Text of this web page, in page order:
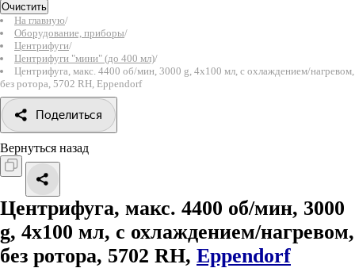
Очистить
На главную/
Оборудование, приборы/
Центрифуги/
Центрифуги "мини" (до 400 мл)/
Центрифуга, макс. 4400 об/мин, 3000 g, 4х100 мл, с охлаждением/нагревом,
без ротора, 5702 RH, Eppendorf
Поделиться
Вернуться назад
Центрифуга, макс. 4400 об/мин, 3000
g, 4х100 мл, с охлаждением/нагревом,
без ротора, 5702 RH, Eppendorf